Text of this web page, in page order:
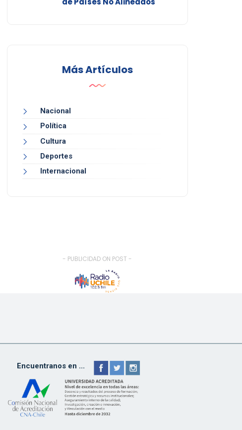
Más Artículos
Nacional
Política
Cultura
Deportes
Internacional
- PUBLICIDAD ON POST -
Encuentranos en ...